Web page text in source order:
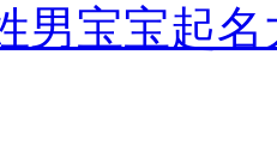
男宝宝起